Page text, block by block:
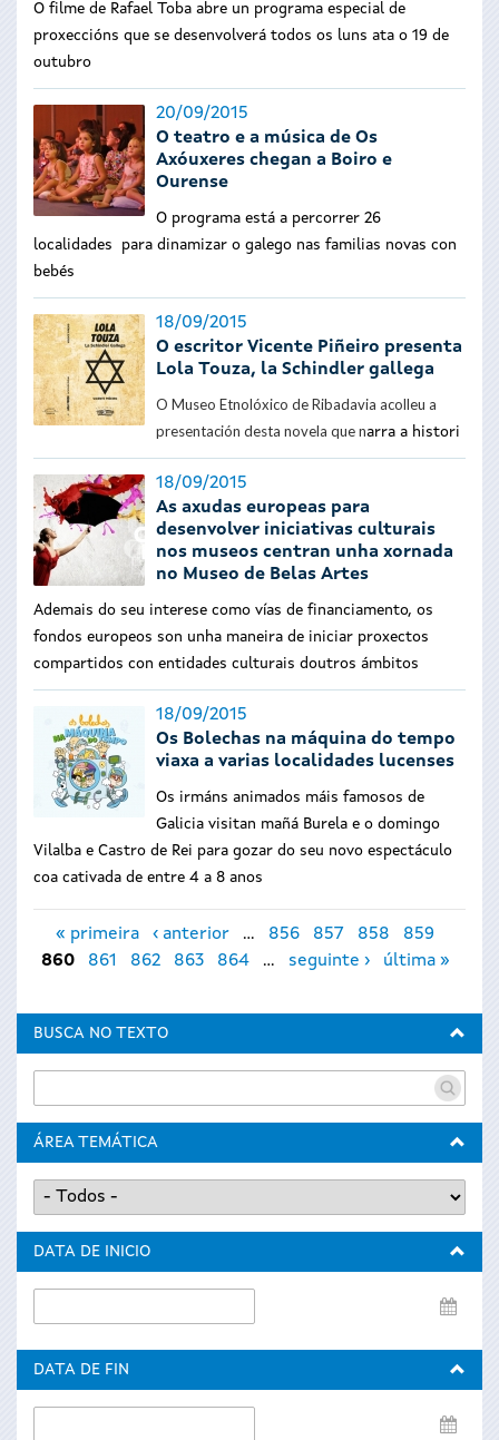
O filme de Rafael Toba abre un programa especial de
proxeccións que se desenvolverá todos os luns ata o 19 de
outubro
20/09/2015
O teatro e a música de Os
Axóuxeres chegan a Boiro e
Ourense
O programa está a percorrer 26
localidades
para dinamizar o galego nas familias novas con
bebés
18/09/2015
O escritor Vicente Piñeiro presenta
Lola Touza, la Schindler gallega
O Museo Etnolóxico de Ribadavia acolleu a
presentación desta novela que narra a histori
18/09/2015
As axudas europeas para
desenvolver iniciativas culturais
nos museos centran unha xornada
no Museo de Belas Artes
Ademais do seu interese como vías de financiamento, os
fondos europeos son unha maneira de iniciar proxectos
compartidos con entidades culturais doutros ámbitos
18/09/2015
Os Bolechas na máquina do tempo
viaxa a varias localidades lucenses
Os irmáns animados máis famosos de
Galicia visitan mañá Burela e o domingo
Vilalba e Castro de Rei para gozar do seu novo espectáculo
coa cativada de entre 4 a 8 anos
Páxinas
« primeira ‹ anterior … 856 857 858
859
860
861 862 863 864 … seguinte › última »
BUSCA NO TEXTO
ÁREA TEMÁTICA
DATA DE INICIO
de
DATA DE FIN